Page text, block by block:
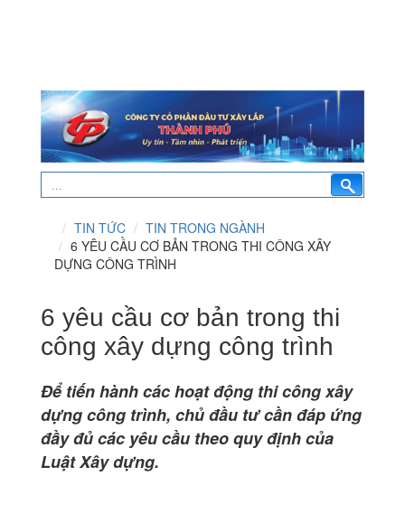
TIN TỨC
TIN TRONG NGÀNH
6 YÊU CẦU CƠ BẢN TRONG THI CÔNG XÂY
DỰNG CÔNG TRÌNH
6 yêu cầu cơ bản trong thi
công xây dựng công trình
Để tiến hành các hoạt động thi công xây
dựng công trình, chủ đầu tư cần đáp ứng
đầy đủ các yêu cầu theo quy định của
Luật Xây dựng.